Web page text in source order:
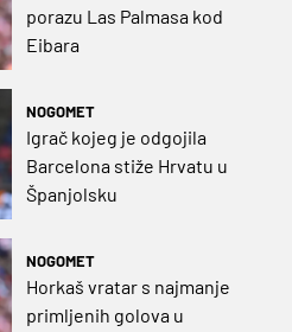
porazu Las Palmasa kod
Eibara
NOGOMET
Igrač kojeg je odgojila
Barcelona stiže Hrvatu u
Španjolsku
NOGOMET
Horkaš vratar s najmanje
primljenih golova u